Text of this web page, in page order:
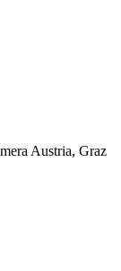
Austria, Graz